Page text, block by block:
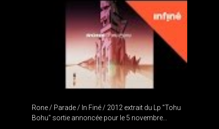
Rone / Parade / In Finé / 2012 extrait du Lp "Tohu
Bohu" sortie annoncée pour le 5 novembre...